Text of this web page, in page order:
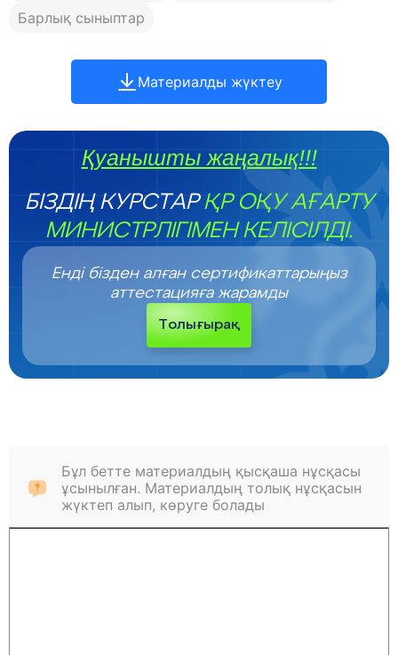
Барлық сыныптар
Материалды жүктеу
Қуанышты жаңалық!!!
БІЗДІҢ КУРСТАРҚР ОҚУ АҒАРТУ
МИНИСТРЛІГІМЕН КЕЛІСІЛДІ.
Енді бізден алған сертификаттарыңыз
аттестацияға жарамды
Толығырақ
Бұл бетте материалдың қысқаша нұсқасы
ұсынылған. Материалдың толық нұсқасын
жүктеп алып, көруге болады